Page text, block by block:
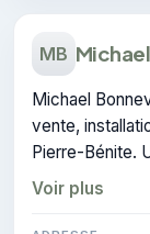
MB
Michael
vente,
Pierre-Bénite.
projet de
Voir plus